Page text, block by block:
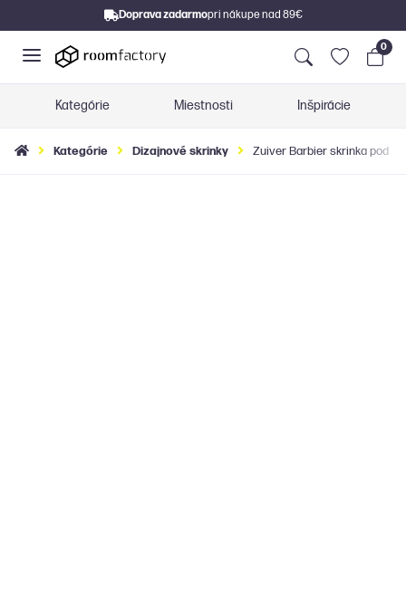
Doprava zadarmopri nákupe nad 89€
0
Kategórie Miestnosti Inšpirácie
Kategórie Dizajnové skrinky Zuiver Barbier skrinka pod tv